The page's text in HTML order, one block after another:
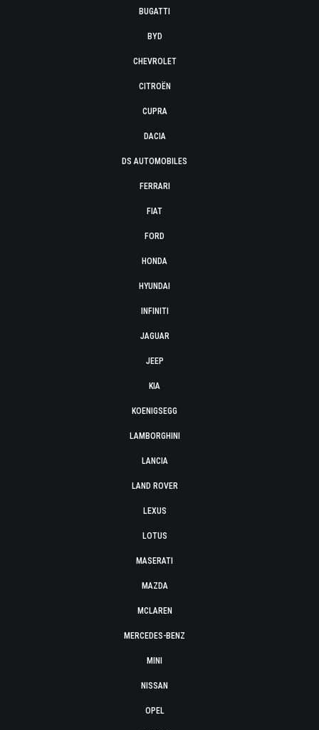
BUGATTI
BYD
CHEVROLET
CITROËN
CUPRA
DACIA
DS AUTOMOBILES
FERRARI
FIAT
FORD
HONDA
HYUNDAI
INFINITI
JAGUAR
JEEP
KIA
KOENIGSEGG
LAMBORGHINI
LANCIA
LAND ROVER
LEXUS
LOTUS
MASERATI
MAZDA
MCLAREN
MERCEDES-BENZ
MINI
NISSAN
OPEL